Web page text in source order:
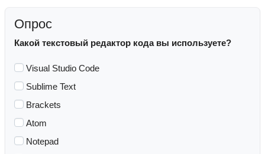
Опрос
Какой текстовый редактор кода вы используете?
Visual Studio Code
Sublime Text
Brackets
Atom
Notepad